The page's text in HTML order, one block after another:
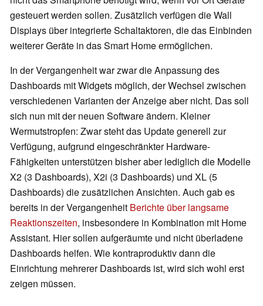
gesteuert werden sollen. Zusätzlich verfügen die Wall
Displays über integrierte Schaltaktoren, die das Einbinden
weiterer Geräte in das Smart Home ermöglichen.
In der Vergangenheit war zwar die Anpassung des
Dashboards mit Widgets möglich, der Wechsel zwischen
verschiedenen Varianten der Anzeige aber nicht. Das soll
sich nun mit der neuen Software ändern. Kleiner
Wermutstropfen: Zwar steht das Update generell zur
Verfügung, aufgrund eingeschränkter Hardware-
Fähigkeiten unterstützen bisher aber lediglich die Modelle
X2 (3 Dashboards), X2i (3 Dashboards) und XL (5
Dashboards) die zusätzlichen Ansichten. Auch gab es
bereits in der Vergangenheit Berichte über langsame
Reaktionszeiten, insbesondere in Kombination mit Home
Assistant. Hier sollen aufgeräumte und nicht überladene
Dashboards helfen. Wie kontraproduktiv dann die
Einrichtung mehrerer Dashboards ist, wird sich wohl erst
zeigen müssen.